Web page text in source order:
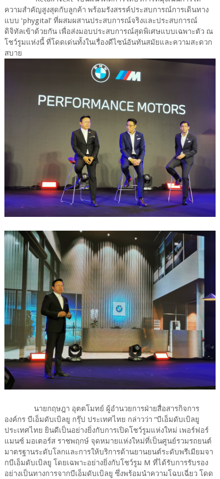
ความสำคัญสูงสุดกับลูกค้า พร้อมรังสรรค์ประสบการณ์การเดินทาง
แบบ ‘phygital’ ที่ผสมผสานประสบการณ์จริงและประสบการณ์
ดิจิทัลเข้าด้วยกัน เพื่อส่งมอบประสบการณ์สุดพิเศษแบบเฉพาะตัว ณ
โชว์รูมแห่งนี้ ที่โดดเด่นทั้งในเรื่องดีไซน์อันทันสมัยและความสะดวก
สบาย
นายกฤษฎา อุตตโมทย์ ผู้อำนวยการฝ่ายสื่อสารกิจการ
องค์กร บีเอ็มดับเบิลยู กรุ๊ป ประเทศไทย กล่าวว่า “บีเอ็มดับเบิลยู
ประเทศไทย ยินดีเป็นอย่างยิ่งกับการเปิดโชว์รูมแห่งใหม่ เพอร์ฟอร์
แมนซ์ มอเตอร์ส ราชพฤกษ์ จุดหมายแห่งใหม่ที่เป็นศูนย์รวมรถยนต์
มาตรฐานระดับโลกและการให้บริการด้านยานยนต์ระดับพรีเมียมจา
กบีเอ็มดับเบิลยู โดยเฉพาะอย่างยิ่งกับโชว์รูม M ที่ได้รับการรับรอง
อย่างเป็นทางการจากบีเอ็มดับเบิลยู ซึ่งพร้อมนำความโฉบเฉี่ยว โดด